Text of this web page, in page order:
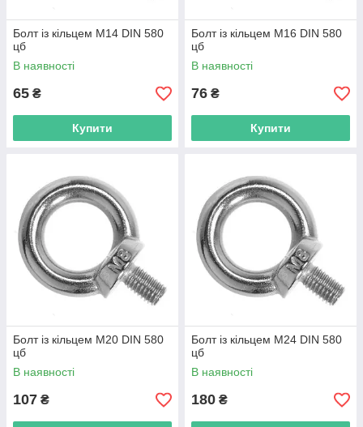
Болт із кільцем М14 DIN 580
цб
В наявності
65 ₴
Купити
Болт із кільцем М16 DIN 580
цб
В наявності
76 ₴
Купити
Болт із кільцем М20 DIN 580
цб
В наявності
107 ₴
Болт із кільцем М24 DIN 580
цб
В наявності
180 ₴